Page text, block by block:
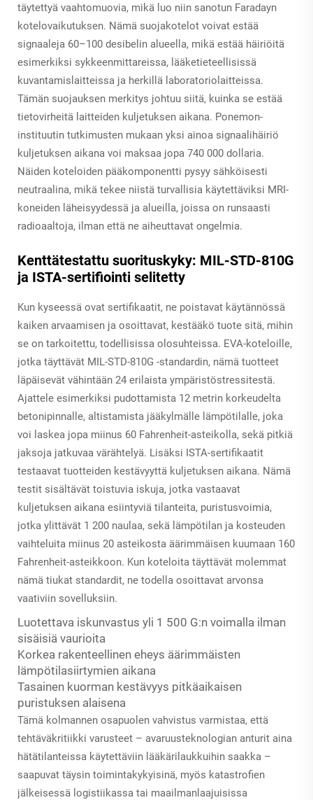
täytettyä vaahtomuovia, mikä luo niin sanotun Faradayn
kotelovaikutuksen. Nämä suojakotelot voivat estää
signaaleja 60–100 desibelin alueella, mikä estää häiriöitä
esimerkiksi sykkeenmittareissa, lääketieteellisissä
kuvantamislaitteissa ja herkillä laboratoriolaitteissa.
Tämän suojauksen merkitys johtuu siitä, kuinka se estää
tietovirheitä laitteiden kuljetuksen aikana. Ponemon-
instituutin tutkimusten mukaan yksi ainoa signaalihäiriö
kuljetuksen aikana voi maksaa jopa 740 000 dollaria.
Näiden koteloiden pääkomponentti pysyy sähköisesti
neutraalina, mikä tekee niistä turvallisia käytettäviksi MRI-
koneiden läheisyydessä ja alueilla, joissa on runsaasti
radioaaltoja, ilman että ne aiheuttavat ongelmia.
Kenttätestattu suorituskyky: MIL-STD-810G
ja ISTA-sertifiointi selitetty
Kun kyseessä ovat sertifikaatit, ne poistavat käytännössä
kaiken arvaamisen ja osoittavat, kestääkö tuote sitä, mihin
se on tarkoitettu, todellisissa olosuhteissa. EVA-koteloille,
jotka täyttävät MIL-STD-810G -standardin, nämä tuotteet
läpäisevät vähintään 24 erilaista ympäristöstressitestä.
Ajattele esimerkiksi pudottamista 12 metrin korkeudelta
betonipinnalle, altistamista jääkylmälle lämpötilalle, joka
voi laskea jopa miinus 60 Fahrenheit-asteikolla, sekä pitkiä
jaksoja jatkuvaa värähtelyä. Lisäksi ISTA-sertifikaatit
testaavat tuotteiden kestävyyttä kuljetuksen aikana. Nämä
testit sisältävät toistuvia iskuja, jotka vastaavat
kuljetuksen aikana esiintyviä tilanteita, puristusvoimia,
jotka ylittävät 1 200 naulaa, sekä lämpötilan ja kosteuden
vaihteluita miinus 20 asteikosta äärimmäisen kuumaan 160
Fahrenheit-asteikkoon. Kun koteloita täyttävät molemmat
nämä tiukat standardit, ne todella osoittavat arvonsa
vaativiin sovelluksiin.
Luotettava iskunvastus yli 1 500 G:n voimalla ilman
sisäisiä vaurioita
Korkea rakenteellinen eheys äärimmäisten
lämpötilasiirtymien aikana
Tasainen kuorman kestävyys pitkäaikaisen
puristuksen alaisena
Tämä kolmannen osapuolen vahvistus varmistaa, että
tehtäväkritiikki varusteet – avaruusteknologian anturit aina
hätätilanteissa käytettäviin lääkärilaukkuihin saakka –
saapuvat täysin toimintakykyisinä, myös katastrofien
jälkeisessä logistiikassa tai maailmanlaajuisissa